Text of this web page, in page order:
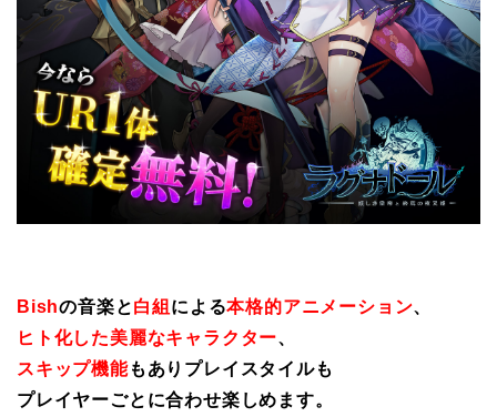
Bishの音楽と白組 による本格的アニメーション、
ヒト化した美麗なキャラクター、
スキップ機能もありプレイスタイルも
プレイヤーごとに合わせ楽しめます。